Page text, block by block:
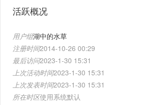
活跃概况
用户组湖中的水草
注册时间2014-10-26 00:29
最后访问2023-1-30 15:31
上次活动时间2023-1-30 15:31
上次发表时间2023-1-30 15:31
所在时区使用系统默认